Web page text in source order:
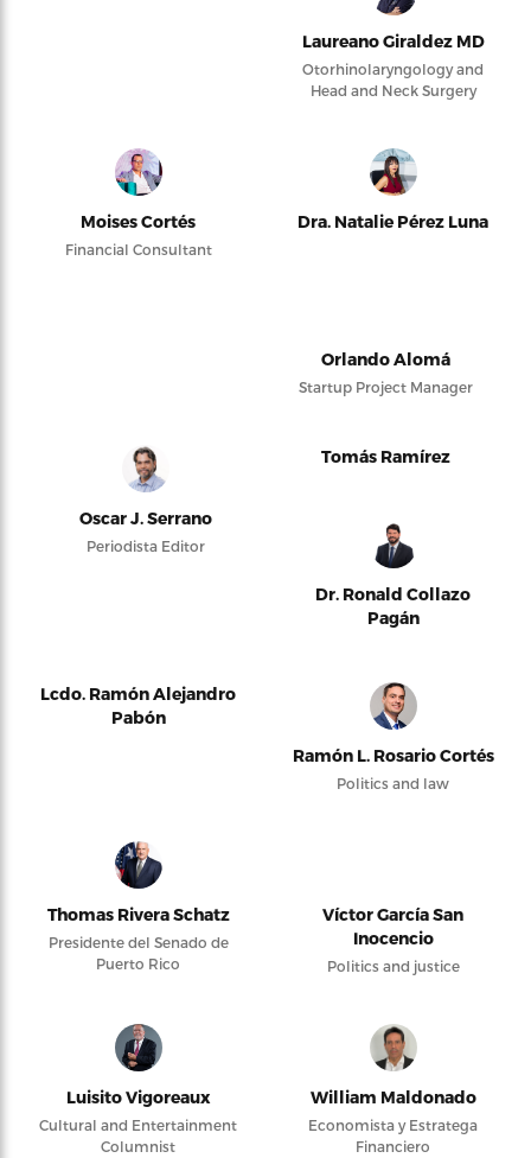
Laureano Giraldez MD
Otorhinolaryngology and
Head and Neck Surgery
Moises Cortés
Financial Consultant
Dra. Natalie Pérez Luna
Orlando Alomá
Startup Project Manager
Oscar J. Serrano
Periodista Editor
Tomás Ramírez
Dr. Ronald Collazo
Pagán
Lcdo. Ramón Alejandro
Pabón
Ramón L. Rosario Cortés
Politics and law
Thomas Rivera Schatz
Presidente del Senado de
Puerto Rico
Víctor García San
Inocencio
Politics and justice
Luisito Vigoreaux
Cultural and Entertainment
Columnist
William Maldonado
Economista y Estratega
Financiero